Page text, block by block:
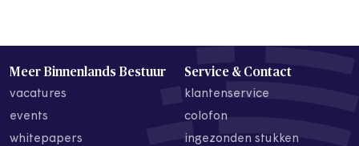
Meer Binnenlands Bestuur
vacatures
events
whitepapers
Service & Contact
klantenservice
colofon
ingezonden stukken